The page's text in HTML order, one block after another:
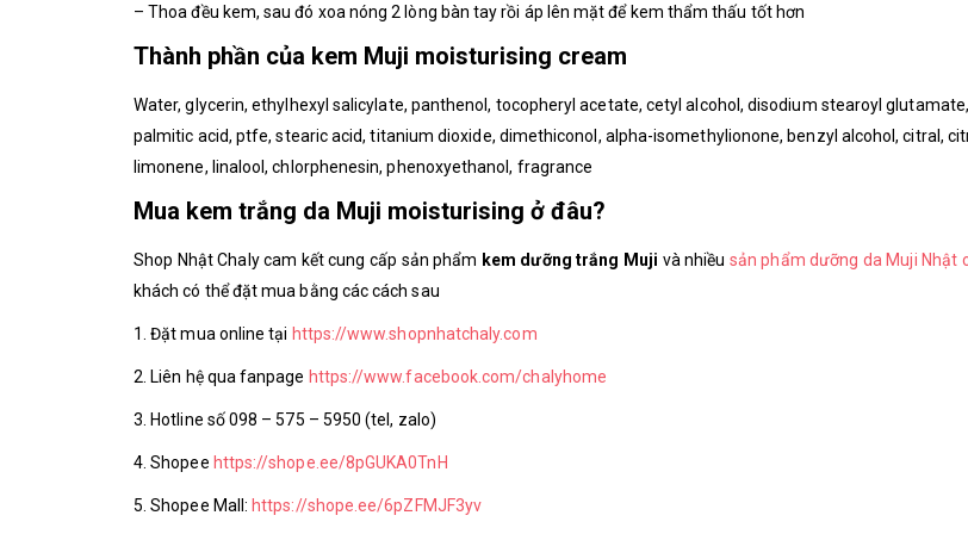
– Thoa đều kem, sau đó xoa nóng 2 lòng bàn tay rồi áp lên mặt để kem thẩm thấu tốt hơn
Thành phần của kem Muji moisturising cream
Water, glycerin, ethylhexyl salicylate, panthenol, tocopheryl acetate, cetyl alcohol, disodium stearoyl
palmitic acid, ptfe, stearic acid, titanium dioxide, dimethiconol, alpha-isomethylionone, benzyl alcohol, citral,
limonene, linalool, chlorphenesin, phenoxyethanol, fragrance
Mua kem trắng da Muji moisturising ở đâu?
Shop Nhật Chaly cam kết cung cấp sản phẩm kem dưỡng trắng Muji và nhiều sản phẩm dưỡng da Muji Nhật
khách có thể đặt mua bằng các cách sau
1. Đặt mua online tại https://www.shopnhatchaly.com
2. Liên hệ qua fanpage https://www.facebook.com/chalyhome
3. Hotline số 098 – 575 – 5950 (tel, zalo)
4. Shopee https://shope.ee/8pGUKA0TnH
5. Shopee Mall: https://shope.ee/6pZFMJF3yv